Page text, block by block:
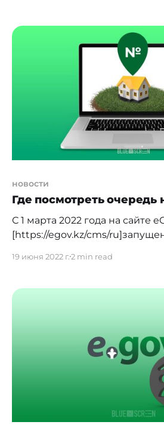
мажилиса ответил на критику
электронного правительства
работаем над изменением
eGov.kz. Поэтому его нельзя
непонятным. Сегодня его
новости
Где посмотреть очередь
С 1 марта 2022 года на сайте
[https://egov.kz/cms/
земельного участка под
[https://egov.kz/cms/ru/
однократно земельный
19 июня 2022 г.2 min read